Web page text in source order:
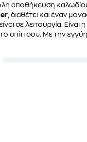
αποθήκευση
, διαθέτει και έναν
σε λειτουργία.
σπίτι σου. Με την